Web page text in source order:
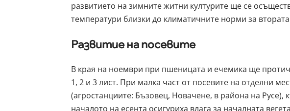
развитието на зимните житни културите ще се
температури близки до климатичните норми за
Развитие на посевите
В края на ноември при пшеницата и ечемика ще
1, 2 и 3 лист. При малка част от посевите на отделни
(агростанциите: Бъзовец, Новачене, в района на Русе),
началото на есента осигуриха влага за началната